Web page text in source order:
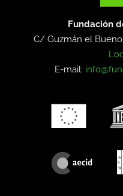
Fundación
C/ Guzmán el
E-mail: